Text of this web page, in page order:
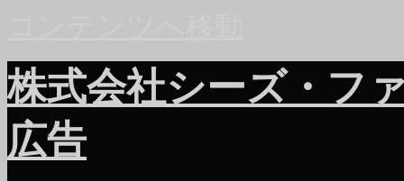
株式会社シーズ・フ
広告